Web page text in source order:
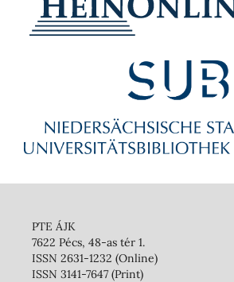
PTE ÁJK
7622 Pécs, 48-as tér 1.
ISSN 2631-1232 (Online)
ISSN 3141-7647 (Print)